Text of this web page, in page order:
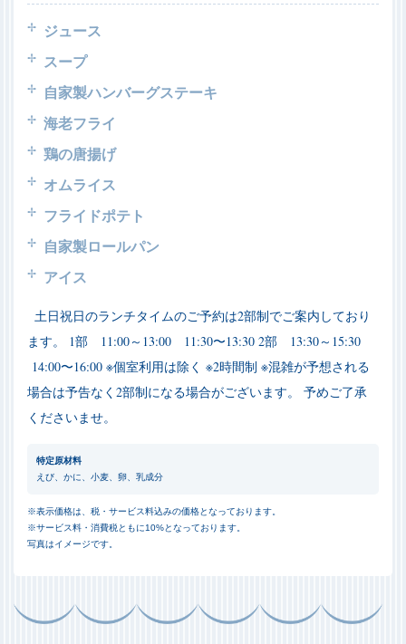
ジュース
スープ
自家製ハンバーグステーキ
海老フライ
鶏の唐揚げ
オムライス
フライドポテト
自家製ロールパン
アイス
土日祝日のランチタイムのご予約は2部制でご案内しており
ます。
1部 11:00～13:00 11:30〜13:30 2部 13:30～15:30
14:00〜16:00 ※個室利用は除く ※2時間制 ※混雑が予想される
場合は予告なく2部制になる場合がございます。
予めご了承
くださいませ。
特定原材料
えび、かに、小麦、卵、乳成分
※表示価格は、税・サービス料込みの価格となっております。
※サービス料・消費税ともに10%となっております。
写真はイメージです。